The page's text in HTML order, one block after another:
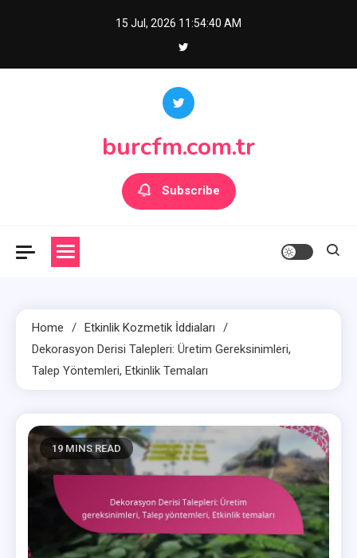
15 Jul, 2026 11:54:42 AM
burcfm.com.tr
Subscribe
Home
Etkinlik Kozmetik İddiaları
Dekorasyon Derisi Talepleri: Üretim Gereksinimleri,
Talep Yöntemleri, Etkinlik Temaları
19 MINS READ